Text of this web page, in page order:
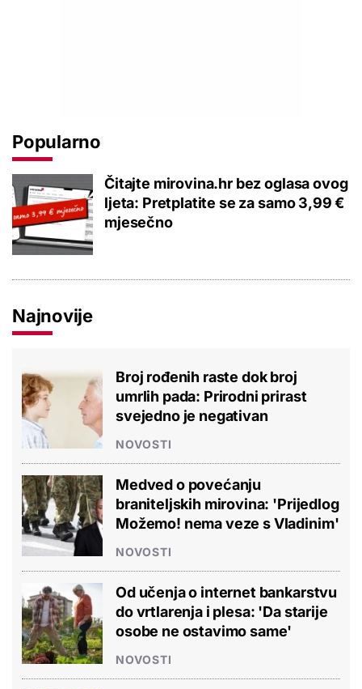
Popularno
Čitajte mirovina.hr bez oglasa ovog
ljeta: Pretplatite se za samo 3,99 €
mjesečno
Najnovije
Broj rođenih raste dok broj
umrlih pada: Prirodni prirast
svejedno je negativan
NOVOSTI
Medved o povećanju
braniteljskih mirovina: 'Prijedlog
Možemo! nema veze s Vladinim'
NOVOSTI
Od učenja o internet bankarstvu
do vrtlarenja i plesa: 'Da starije
osobe ne ostavimo same'
NOVOSTI